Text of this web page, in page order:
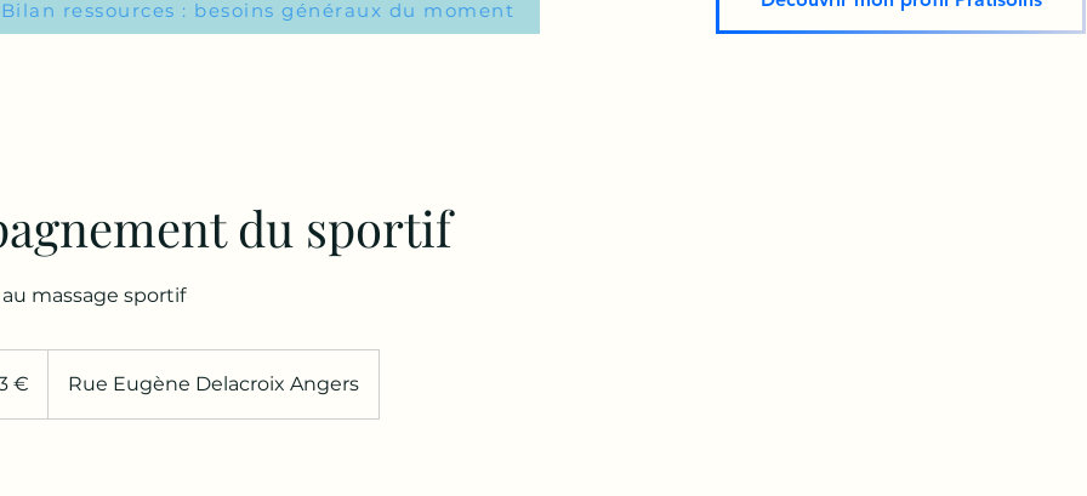
Bilan ressources : besoins généraux du moment
du sportif
massage sportif
€ Rue Eugène Delacroix Angers